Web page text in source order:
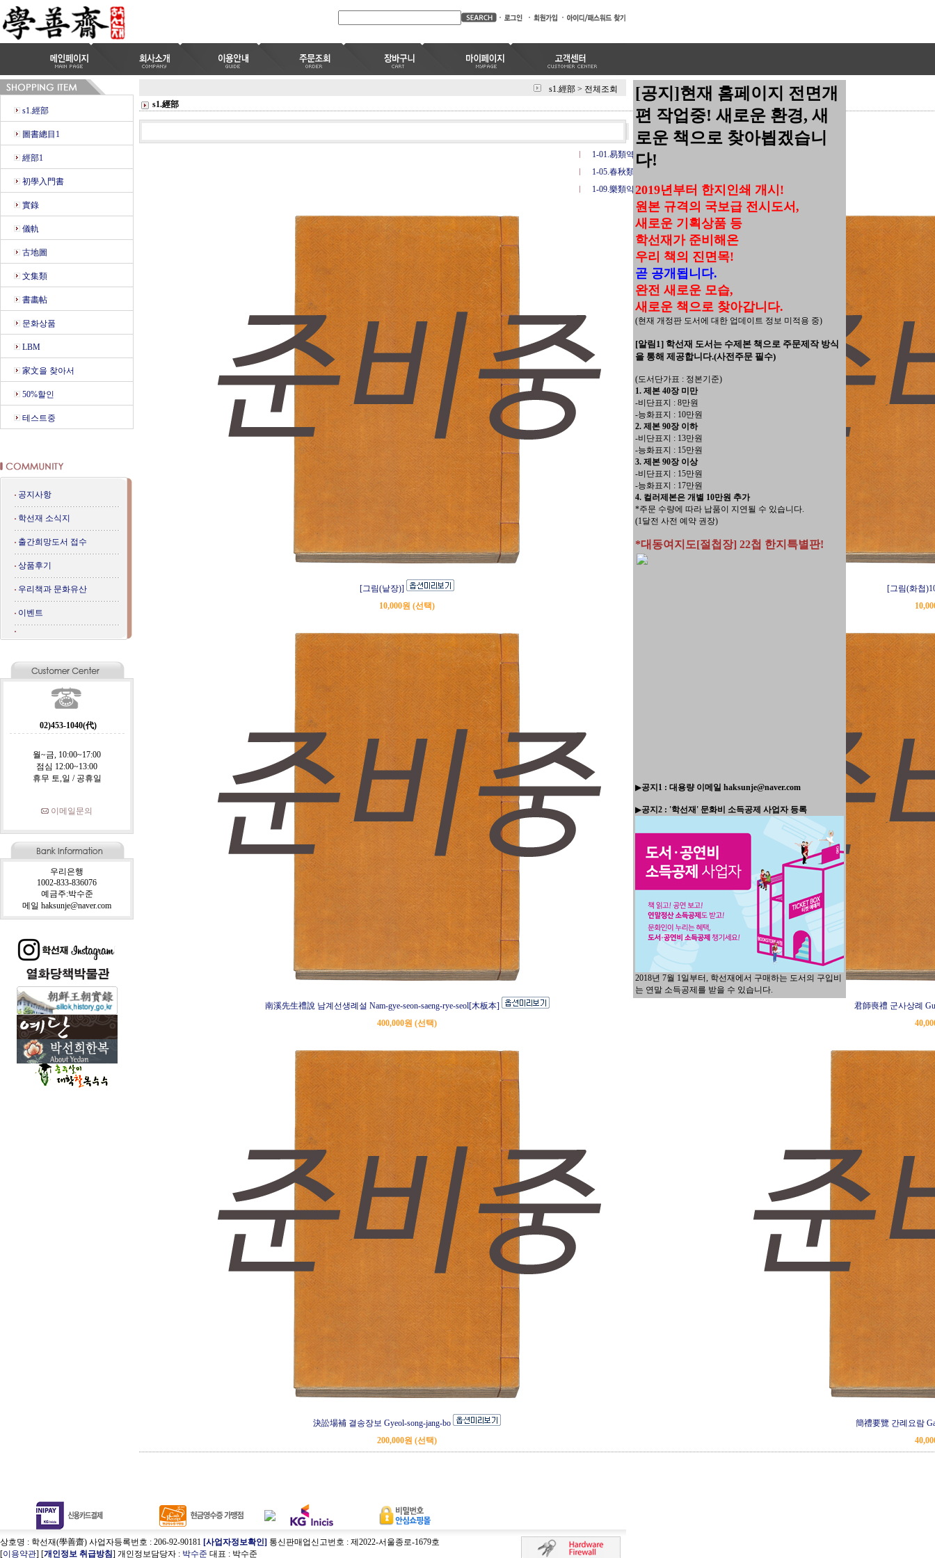
s1.經部
圖書總目1
經部1
初學入門書
實錄
儀軌
古地圖
文集類
書畵帖
문화상품
LBM
家文을 찾아서
50%할인
테스트중
공지사항
학선재 소식지
출간희망도서 접수
상품후기
우리책과 문화유산
이벤트
02)453-1040(代)
월~금, 10:00~17:00
점심 12:00~13:00
휴무 토,일 / 공휴일
이메일문의
우리은행
1002-833-836076
예금주:박수준
메일 haksunje@naver.com
s1.經部 > 전체조회
s1.經部
1-01.易類역류(53)
1-05.春秋類춘추류(0)
1-09.樂類악류(0)
[그림(낱장)]
10,000원 (선택)
[그림(화첩
南溪先生禮說 남계선생례설 Nam-gye-seon-saeng-rye-seol[木板本]
400,000원 (선택)
君師喪禮 군사상례
決訟場補 결송장보 Gyeol-song-jang-bo
200,000원 (선택)
簡禮要覽 간례요람
상호명 : 학선재(學善齋) 사업자등록번호 : 206-92-90181 [사업자정보확인] 통신판매업신고번호 : 제2022-서울종로-1679호
[이용약관] [개인정보 취급방침] 개인정보담당자 : 박수준 대표 : 박수준
[공지]현재 홈페이지 전면개
편 작업중! 새로운 환경, 새
로운 책으로 찾아뵙겠습니
다!
2019년부터 한지인쇄 개시!
원본 규격의 국보급 전시도서,
새로운 기획상품 등
학선재가 준비해온
우리 책의 진면목!
곧 공개됩니다.
완전 새로운 모습,
새로운 책으로 찾아갑니다.
(현재 개정판 도서에 대한 업데이트 정보 미적용 중)
[알림1] 학선재 도서는 수제본 책으로 주문제작 방식
을 통해 제공합니다.(사전주문 필수)
(도서단가표 : 정본기준)
1. 제본 40장 미만
-비단표지 : 8만원
-능화표지 : 10만원
2. 제본 90장 이하
-비단표지 : 13만원
-능화표지 : 15만원
3. 제본 90장 이상
-비단표지 : 15만원
-능화표지 : 17만원
4. 컬러제본은 개별 10만원 추가
*주문 수량에 따라 납품이 지연될 수 있습니다.
(1달전 사전 예약 권장)
*대동여지도[절첩장] 22첩 한지특별판!
▶공지1 : 대용량 이메일 haksunje@naver.com
▶공지2 : '학선재' 문화비 소득공제 사업자 등록
2018년 7월 1일부터, 학선재에서 구매하는 도서의 구입비
는 연말 소득공제를 받을 수 있습니다.